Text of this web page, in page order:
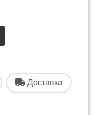
Доставка